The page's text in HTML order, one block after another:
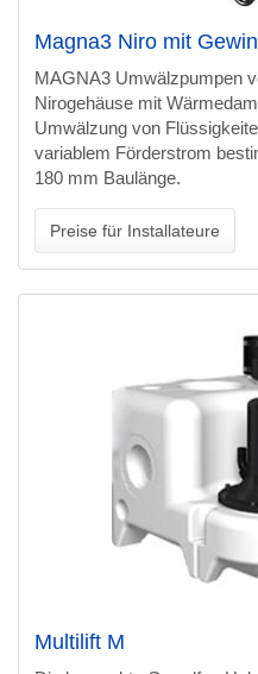
Magna3 Niro mit
MAGNA3 Umwälzpumpen
Nirogehäuse mit
Umwälzung von
variablem Förderstrom
180 mm Baulänge.
Preise für Installateure
Multilift M